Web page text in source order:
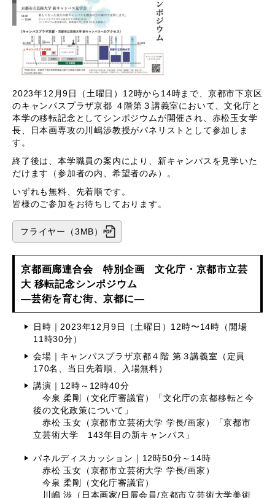
2023年12月9日（土曜日）12時から14時まで、京都市下京区
のキャンパスプラザ京都 ４階第３講義室において、文化庁と
本学の移転記念としてシンポジウムが開催され、赤松玉女学
長、日本画専攻の川嶋渉教授がパネリストとして参加しま
す。
終了後は、本学職員の案内により、新キャンパスを見学いた
だけます（参加者の内、希望者のみ）。
いずれも無料、先着順です。
皆様のご参加をお待ちしております。
フライヤー（3MB）
京都画廊連合会 特別企画 文化庁・京都市立芸
大 移転記念シンポジウム
―芸術を育む街、京都に―
日時｜2023年12月9日（土曜日）12時〜14時（開場
11時30分）
会場｜キャンパスプラザ京都４階 第３講義室（定員
170名、当日先着順、入場無料）
講演｜12時～12時40分
今泉 柔剛（文化庁審議官）「文化庁の京都移転と今
後の文化政策について」
赤松 玉女（京都市立芸術大学 学長/画家）「京都市
立芸術大学 143年目の新キャンパス」
パネルディスカッション｜12時50分～14時
赤松 玉女（京都市立芸術大学 学長/画家）
今泉 柔剛（文化庁審議官）
川嶋 渉（日本画家/日展会員/京都市立芸術大学美術